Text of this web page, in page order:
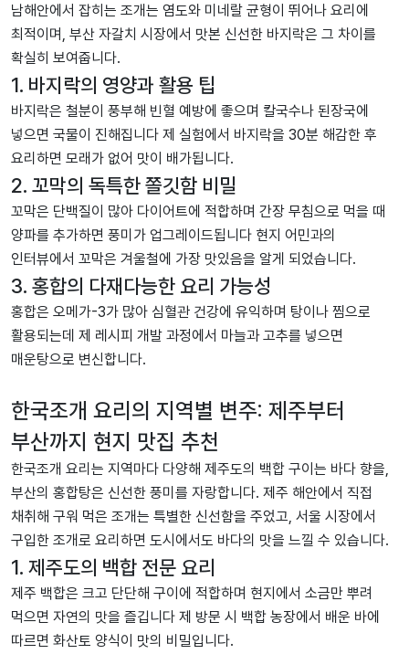
남해안에서 잡히는 조개는 염도와 미네랄 균형이 뛰어나 요리에
최적이며, 부산 자갈치 시장에서 맛본 신선한 바지락은 그 차이를
확실히 보여줍니다.
1. 바지락의 영양과 활용 팁
바지락은 철분이 풍부해 빈혈 예방에 좋으며 칼국수나 된장국에
넣으면 국물이 진해집니다 제 실험에서 바지락을 30분 해감한 후
요리하면 모래가 없어 맛이 배가됩니다.
2. 꼬막의 독특한 쫄깃함 비밀
꼬막은 단백질이 많아 다이어트에 적합하며 간장 무침으로 먹을 때
양파를 추가하면 풍미가 업그레이드됩니다 현지 어민과의
인터뷰에서 꼬막은 겨울철에 가장 맛있음을 알게 되었습니다.
3. 홍합의 다재다능한 요리 가능성
홍합은 오메가-3가 많아 심혈관 건강에 유익하며 탕이나 찜으로
활용되는데 제 레시피 개발 과정에서 마늘과 고추를 넣으면
매운탕으로 변신합니다.
한국조개 요리의 지역별 변주: 제주부터
부산까지 현지 맛집 추천
한국조개 요리는 지역마다 다양해 제주도의 백합 구이는 바다 향을,
부산의 홍합탕은 신선한 풍미를 자랑합니다. 제주 해안에서 직접
채취해 구워 먹은 조개는 특별한 신선함을 주었고, 서울 시장에서
구입한 조개로 요리하면 도시에서도 바다의 맛을 느낄 수 있습니다.
1. 제주도의 백합 전문 요리
제주 백합은 크고 단단해 구이에 적합하며 현지에서 소금만 뿌려
먹으면 자연의 맛을 즐깁니다 제 방문 시 백합 농장에서 배운 바에
따르면 화산토 양식이 맛의 비밀입니다.